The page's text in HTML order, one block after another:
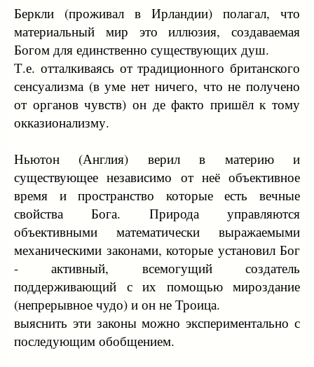
Беркли (проживал в Ирландии) полагал, что
материальный мир это иллюзия, создаваемая
Богом для единственно существующих душ.
Т.е. отталкиваясь от традиционного британского
сенсуализма (в уме нет ничего, что не получено
от органов чувств) он де факто пришёл к тому
окказионализму.
Ньютон (Англия) верил в материю и
существующее независимо от неё объективное
время и пространство которые есть вечные
свойства Бога. Природа управляются
объективными математически выражаемыми
механическими законами, которые установил Бог
- активный, всемогущий создатель
поддерживающий с их помощью мироздание
(непрерывное чудо) и он не Троица.
выяснить эти законы можно экспериментально с
последующим обобщением.